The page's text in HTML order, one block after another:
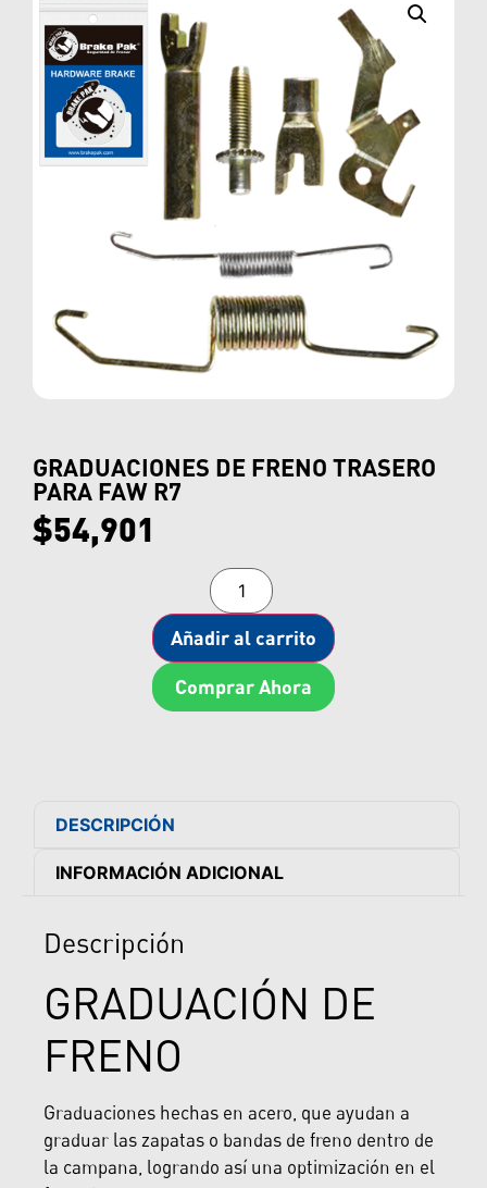
GRADUACIONES DE FRENO TRASERO
PARA FAW R7
$54,901
Añadir al carrito
Comprar Ahora
DESCRIPCIÓN
INFORMACIÓN ADICIONAL
Descripción
GRADUACIÓN DE
FRENO
Graduaciones hechas en acero, que ayudan a
graduar las zapatas o bandas de freno dentro de
la campana, logrando así una optimización en el